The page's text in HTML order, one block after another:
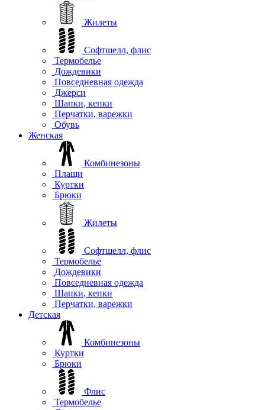
Жилеты
Софтшелл, флис
Термобелье
Дождевики
Повседневная одежда
Джерси
Шапки, кепки
Перчатки, варежки
Обувь
Женская
Комбинезоны
Плащи
Куртки
Брюки
Жилеты
Софтшелл, флис
Термобелье
Дождевики
Повседневная одежда
Шапки, кепки
Перчатки, варежки
Детская
Комбинезоны
Куртки
Брюки
Флис
Термобелье